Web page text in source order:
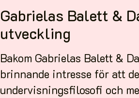
Gabrielas Balett &
utveckling
Bakom Gabrielas Balett &
brinnande intresse för att
undervisningsfilosofi och